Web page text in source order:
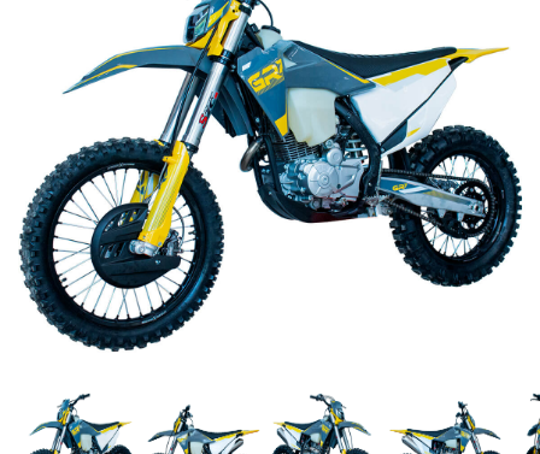
Садовая техника, электро и бензоинструмент
Велосипеды
Прицепы для водной и мототехники
Запчасти и аксессуары